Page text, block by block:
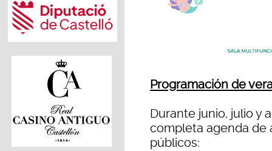
Programación de
Durante junio, julio y
completa agenda de
públicos: